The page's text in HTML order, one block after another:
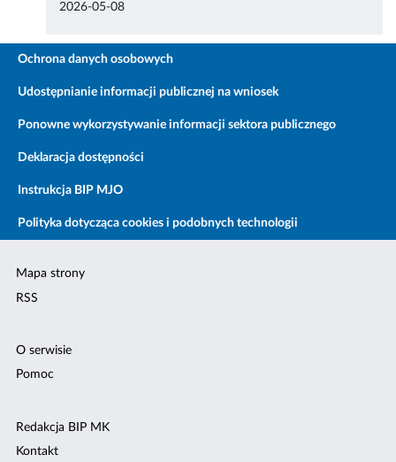
2026-05-08
Ochrona danych osobowych
Udostępnianie informacji publicznej na wniosek
Ponowne wykorzystywanie informacji sektora publicznego
Deklaracja dostępności
Instrukcja BIP MJO
Polityka dotycząca cookies i podobnych technologii
Mapa strony
RSS
O serwisie
Pomoc
Redakcja BIP MK
Kontakt